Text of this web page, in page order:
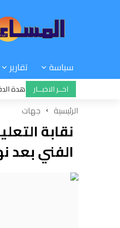
سياسة تقارير
اخــر الاخبــار
وباكستان توقع على معاهدة الدفاع
شركة “أمانديس” تعود لممارسة
الرئيسية جهات
الفني بعد